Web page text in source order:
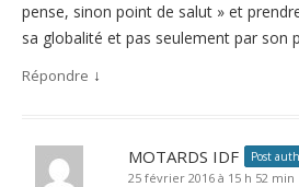
pense, sinon point de salut » et
sa globalité et pas seulement par son
Répondre ↓
MOTARDS IDF Post
25 février 2016 à 15 h 52 min